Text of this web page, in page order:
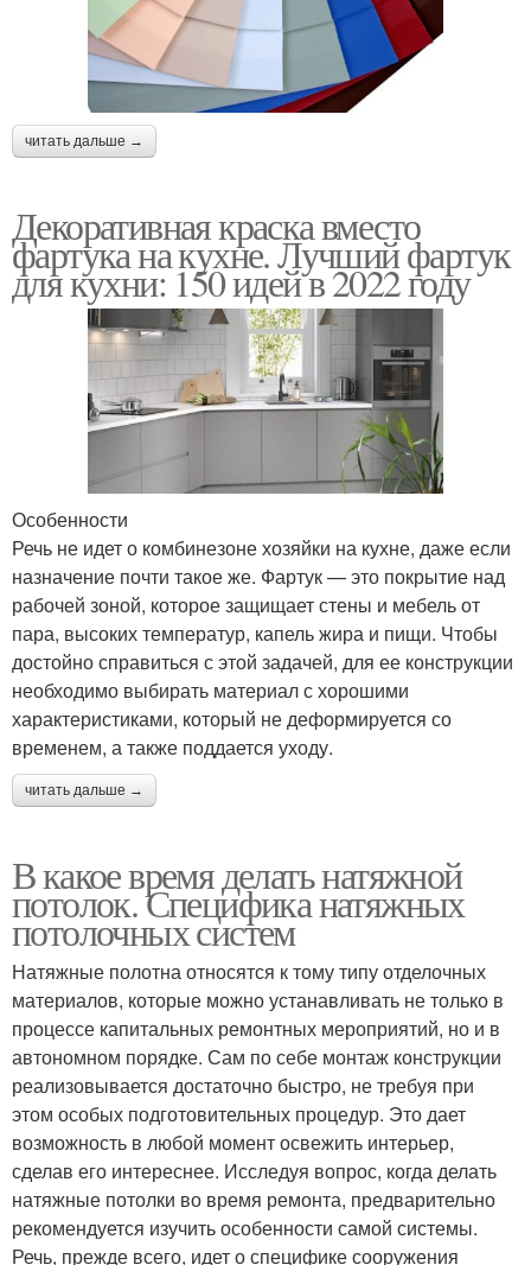
читать дальше →
Декоративная краска вместо
фартука на кухне. Лучший фартук
для кухни: 150 идей в 2022 году
Особенности
Речь не идет о комбинезоне хозяйки на кухне, даже если
назначение почти такое же. Фартук — это покрытие над
рабочей зоной, которое защищает стены и мебель от
пара, высоких температур, капель жира и пищи. Чтобы
достойно справиться с этой задачей, для ее конструкции
необходимо выбирать материал с хорошими
характеристиками, который не деформируется со
временем, а также поддается уходу.
читать дальше →
В какое время делать натяжной
потолок. Специфика натяжных
потолочных систем
Натяжные полотна относятся к тому типу отделочных
материалов, которые можно устанавливать не только в
процессе капитальных ремонтных мероприятий, но и в
автономном порядке. Сам по себе монтаж конструкции
реализовывается достаточно быстро, не требуя при
этом особых подготовительных процедур. Это дает
возможность в любой момент освежить интерьер,
сделав его интереснее. Исследуя вопрос, когда делать
натяжные потолки во время ремонта, предварительно
рекомендуется изучить особенности самой системы.
Речь, прежде всего, идет о специфике сооружения